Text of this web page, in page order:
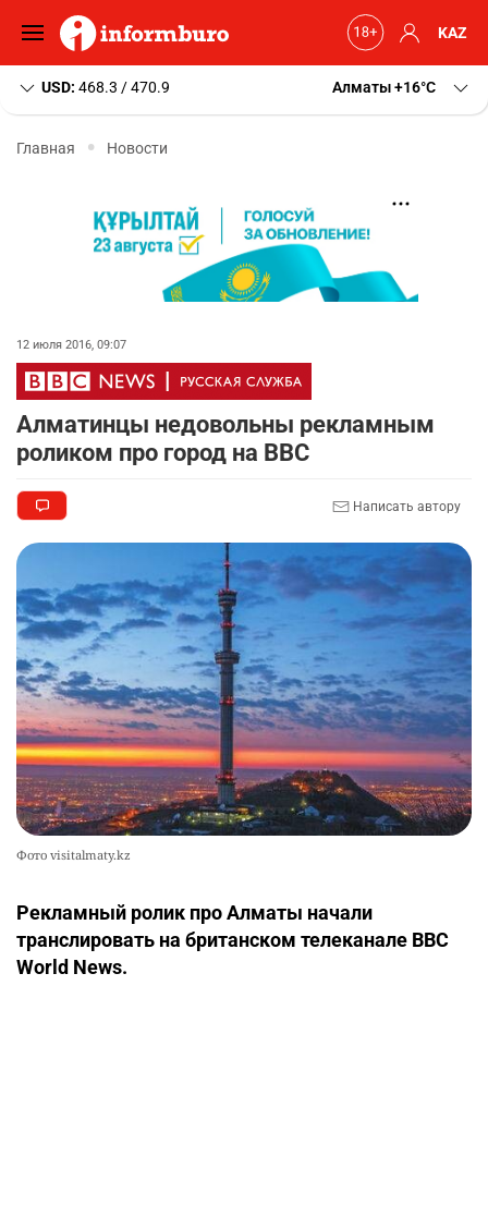
KAZ
USD: 468.3 / 470.9 Алматы+16 C
Главная Новости
12 июля 2016, 09:07
Алматинцы недовольны рекламным
роликом про город на BBC
Написать автору
Фото visitalmaty.kz
Рекламный ролик про Алматы начали
транслировать на британском телеканале BBC
World News.